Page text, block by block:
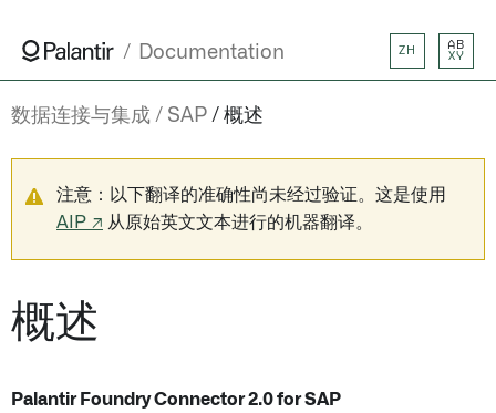
Documentation ZH
AB
XY
数据连接与集成 SAP 概述
注意：以下翻译的准确性尚未经过验证。这是使用
AIP ↗ 从原始英文文本进行的机器翻译。
概述
Palantir Foundry Connector 2.0 for SAP